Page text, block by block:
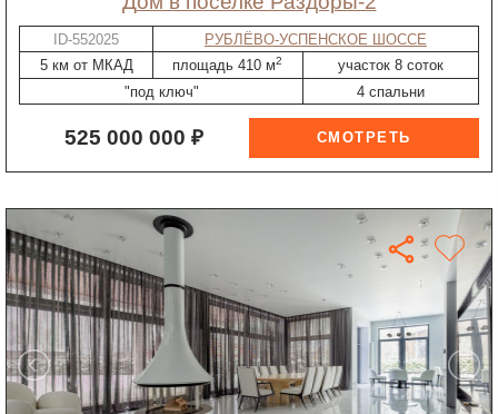
ID-552025
РУБЛЁВО-УСПЕНСКОЕ ШОССЕ
5 км от МКАД
площадь 410 м2
участок 8 соток
"под ключ"
4 спальни
525 000 000 ₽